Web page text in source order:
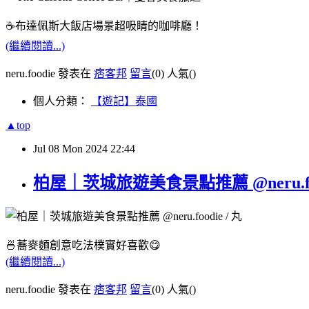
☕️布達佩斯大飯店場景超吸睛的咖啡廳！
(繼續閱讀...)
neru.foodie 發表在 痞客邦 留言(0) 人氣()
個人分類： 【遊記】泰國
▲top
Jul 08 Mon 2024 22:44
柏屋｜茨城旅遊美食景點推薦
🍜蕎麥麵創意吃法樸實好喜歡😋
(繼續閱讀...)
neru.foodie 發表在 痞客邦 留言(0) 人氣()